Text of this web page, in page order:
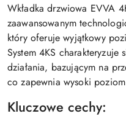
Wkładka drzwiowa EVVA
zaawansowanym
który oferuje wyjątkowy
System 4KS charakteryzuje
działania, bazującym na
co zapewnia wysoki
Kluczowe cechy: